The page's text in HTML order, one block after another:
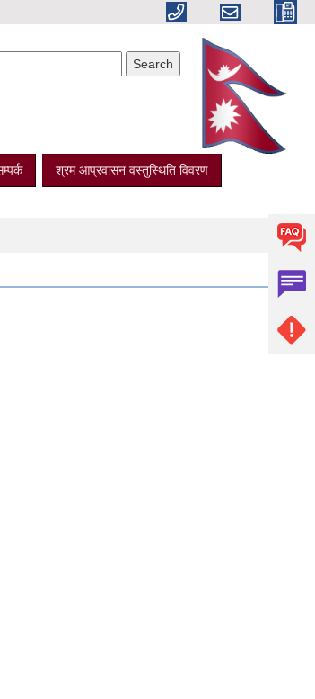
श्रम आप्रवासन वस्तुस्थिति विवरण